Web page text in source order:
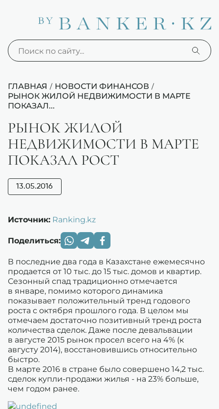
ГЛАВНАЯ / НОВОСТИ ФИНАНСОВ /
РЫНОК ЖИЛОЙ НЕДВИЖИМОСТИ В МАРТЕ
ПОКАЗАЛ...
РЫНОК ЖИЛОЙ
НЕДВИЖИМОСТИ В МАРТЕ
ПОКАЗАЛ РОСТ
13.05.2016
Источник: Ranking.kz
Поделиться:
В последние два года в Казахстане ежемесячно
продается от 10 тыс. до 15 тыс. домов и квартир.
Сезонный спад традиционно отмечается
в январе, помимо которого динамика
показывает положительный тренд годового
роста с октября прошлого года. В целом мы
отмечаем достаточно позитивный тренд роста
количества сделок. Даже после девальвации
в августе 2015 рынок просел всего на 4% (к
августу 2014), восстановившись относительно
быстро.
В марте 2016 в стране было совершено 14,2 тыс.
сделок купли-продажи жилья - на 23% больше,
чем годом ранее.